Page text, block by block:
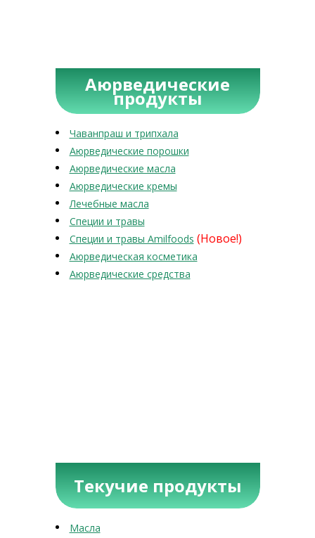
Аюрведические
продукты
Чаванпраш и трипхала
Аюрведические порошки
Аюрведические масла
Аюрведические кремы
Лечебные масла
Специи и травы
Специи и травы Amilfoods (Новое!)
Аюрведическая косметика
Аюрведические средства
Текучие продукты
Масла